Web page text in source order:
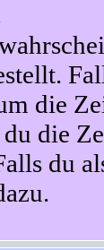
die
die
du